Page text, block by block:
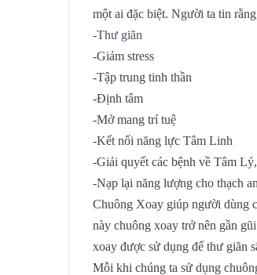
một ai đặc biệt. Người ta tin
-Thư giãn
-Giảm stress
-Tập trung tinh thần
-Định tâm
-Mở mang trí tuệ
-Kết nối năng lực Tâm Linh
-Giải quyết các bệnh về Tâm
-Nạp lại năng lượng cho thạch
Chuông Xoay giúp người dùng
này chuông xoay trở nên gần
xoay được sử dụng để thư giãn
Mỗi khi chúng ta sử dụng